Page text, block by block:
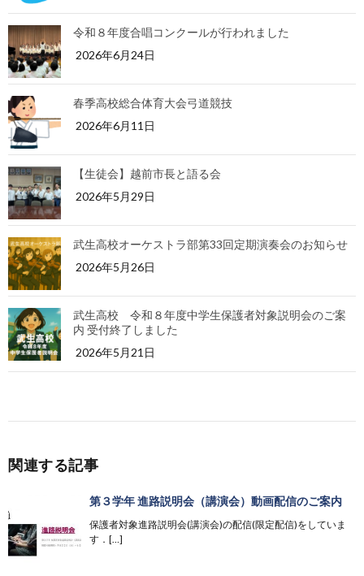
令和８年度合唱コンクールが行われました
2026年6月24日
春季高校総合体育大会弓道競技
2026年6月11日
【生徒会】越前市長と語る会
2026年5月29日
武生高校オーケストラ部第33回定期演奏会のお知らせ
2026年5月26日
武生高校 令和８年度中学生保護者対象説明会のご案
内 受付終了しました
2026年5月21日
関連する記事
第３学年 進路説明会（講演会）動画配信のご案内
保護者対象進路説明会(講演会)の配信(限定配信)をしていま
す．[…]